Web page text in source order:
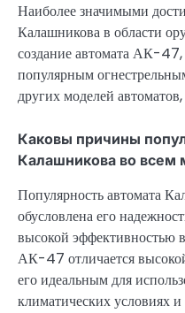
Наиболее значимыми
Калашникова в области
создание автомата АК-
популярным
других моделей
Каковы причины
Калашникова во всем
Популярность автомата
обусловлена его
высокой эффективностью
АК-47 отличается
его идеальным для
климатических условиях